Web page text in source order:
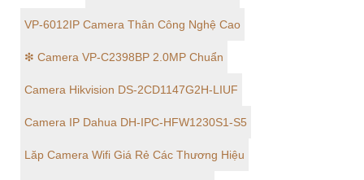
VP-6012IP Camera Thân Công Nghệ Cao
❇ Camera VP-C2398BP 2.0MP Chuẩn
Camera Hikvision DS-2CD1147G2H-LIUF
Camera IP Dahua DH-IPC-HFW1230S1-S5
Lăp Camera Wifi Giá Rẻ Các Thương Hiệu